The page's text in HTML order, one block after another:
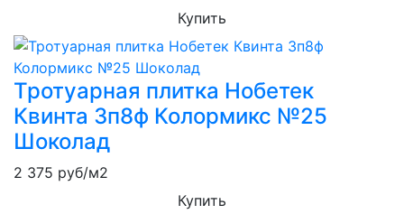
Купить
Тротуарная плитка Нобетек
Квинта 3п8ф Колормикс №25
Шоколад
2 375 руб/м2
Купить